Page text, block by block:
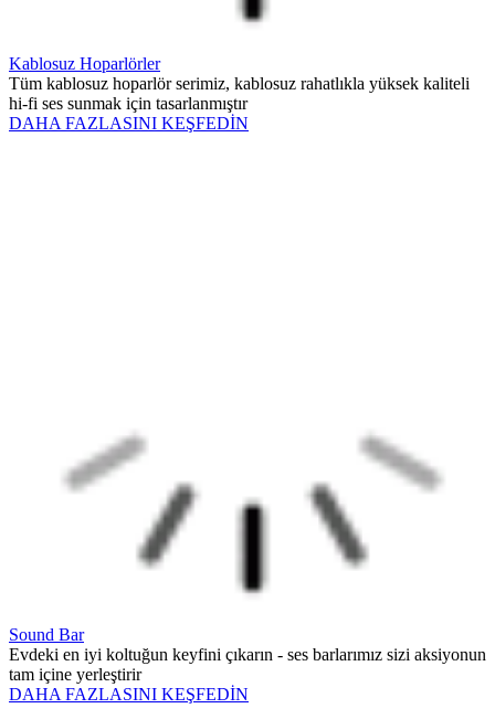
Kablosuz Hoparlörler
Tüm kablosuz hoparlör serimiz, kablosuz rahatlıkla yüksek kaliteli
hi-fi ses sunmak için tasarlanmıştır
DAHA FAZLASINI KEŞFEDİN
Sound Bar
Evdeki en iyi koltuğun keyfini çıkarın - ses barlarımız sizi aksiyonun
tam içine yerleştirir
DAHA FAZLASINI KEŞFEDİN